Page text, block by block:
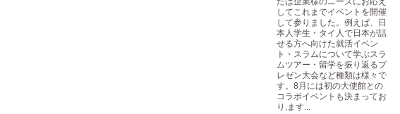
してこれまでイベントを開催
して参りました。例えば、日
本人学生・タイ人で日本が話
せる方へ向けた就活イベン
ト・スラムについて学ぶスラ
ムツアー・留学を振り返るプ
レゼン大会など種類は様々で
す。8月には初の大使館との
コラボイベントも決まってお
り,ます...